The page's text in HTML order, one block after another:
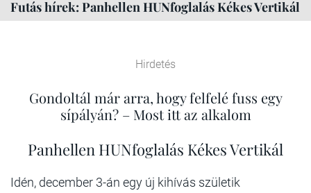
Futás hírek: Panhellen HUNfoglalás Kékes Vertikál
Hirdetés
Gondoltál már arra, hogy felfelé fuss egy
sípályán? – Most itt az alkalom
Panhellen HUNfoglalás Kékes Vertikál
Idén, december 3-án egy új kihívás születik